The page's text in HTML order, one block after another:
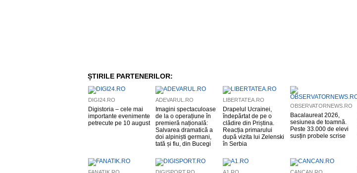
ȘTIRILE PARTENERILOR:
DIGI24.RO
Digistoria – cele mai
importante evenimente
petrecute pe 10 august
ADEVARUL.RO
Imagini spectaculoase
de la o operațiune în
premieră națională:
Salvarea dramatică a
doi alpiniști germani,
tată și fiu, din Bucegi
LIBERTATEA.RO
Drapelul Ucrainei,
îndepărtat de pe o
clădire din Priștina.
Reacția primarului
după vizita lui Zelenski
în Serbia
OBSERVATORNEWS.RO
Bacalaureat 2026,
sesiunea de toamnă.
Peste 33.000 de elevi
susțin probele scrise